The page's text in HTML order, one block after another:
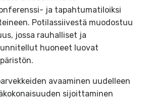
ja tapahtumatiloiksi
Potilassiivestä muodostuu
jossa rauhalliset ja
huoneet luovat
avaaminen uudelleen
sijoittaminen